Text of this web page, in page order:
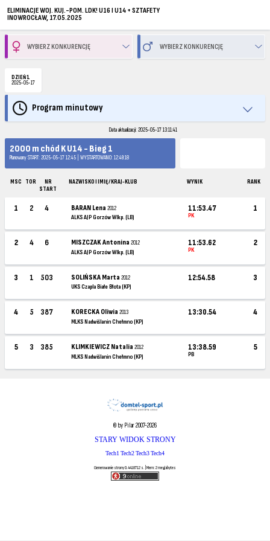
ELIMINACJE WOJ. KUJ.-POM. LDK! U16 I U14 + SZTAFETY
INOWROCŁAW, 17.05.2025
DZIEŃ 1
2025-05-17
Program minutowy
Data aktualizacji: 2025-05-17 13:11:41
2000 m chód K U14 - Bieg 1
Planowany START: 2025-05-17 12:45 | WYSTARTOWANO: 12:49:18
MSC TOR
NR
START
NAZWISKO I IMIĘ / KRAJ-KLUB WYNIK RANK
1 2 4 BARAN Lena2012
ALKS AJP Gorzów Wlkp. (LB)
11:53.47
PK
1
2 4 6 MISZCZAK Antonina2012
ALKS AJP Gorzów Wlkp. (LB)
11:53.62
PK
2
3 1 503 SOLIŃSKA Marta2012
UKS Czapla Białe Błota (KP)
12:54.58 3
4 5 387 KORECKA Oliwia2013
MLKS Nadwiślanin Chełmno (KP)
13:30.54 4
5 3 385 KLIMKIEWICZ Natalia2012
MLKS Nadwiślanin Chełmno (KP)
13:38.59
PB
5
© by Pilar 2007-2026
STARY WIDOK STRONY
Tech1Tech2Tech3Tech4
Generowanie strony 0.4418712 s. | Mem: 2 megabytes